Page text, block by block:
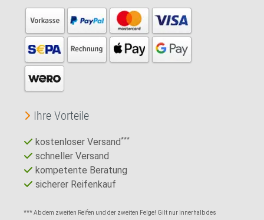
Ihre Vorteile
kostenloser Versand***
schneller Versand
kompetente Beratung
sicherer Reifenkauf
*** Ab dem zweiten Reifen und der zweiten Felge! Gilt nur innerhalb des